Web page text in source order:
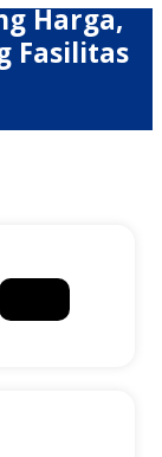
Harga,
Fasilitas